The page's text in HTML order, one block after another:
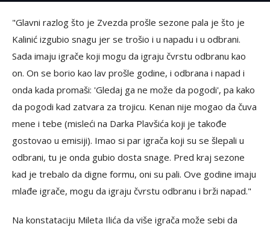
"Glavni razlog što je Zvezda prošle sezone pala je što je
Kalinić izgubio snagu jer se trošio i u napadu i u odbrani.
Sada imaju igrače koji mogu da igraju čvrstu odbranu kao
on. On se borio kao lav prošle godine, i odbrana i napad i
onda kada promaši: 'Gledaj ga ne može da pogodi', pa kako
da pogodi kad zatvara za trojicu. Kenan nije mogao da čuva
mene i tebe (misleći na Darka Plavšića koji je takođe
gostovao u emisiji). Imao si par igrača koji su se šlepali u
odbrani, tu je onda gubio dosta snage. Pred kraj sezone
kad je trebalo da digne formu, oni su pali. Ove godine imaju
mlađe igrače, mogu da igraju čvrstu odbranu i brži napad."
Na konstataciju Mileta Ilića da više igrača može sebi da